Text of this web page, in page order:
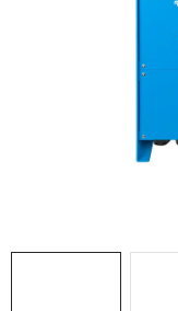
BATERIOVÉ BOXY